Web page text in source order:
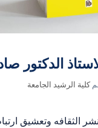
الدكتور
كلية الرشيد الجامعة
الثقافه وتعشيق